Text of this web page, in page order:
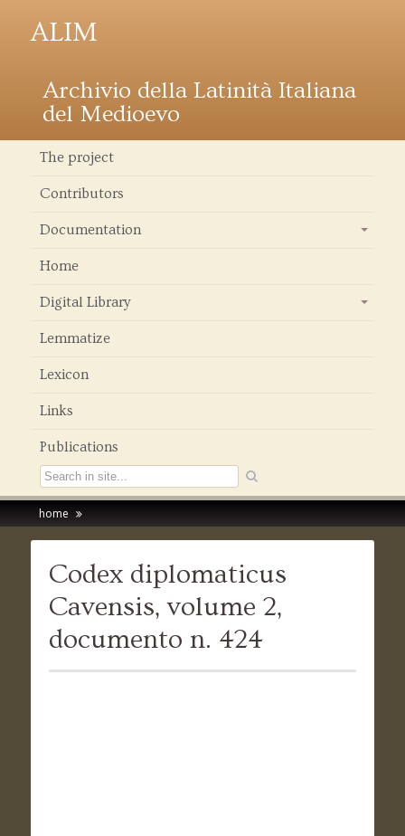
ALIM
Archivio della Latinità Italiana
del Medioevo
The project
Contributors
Documentation
Home
Digital Library
Lemmatize
Lexicon
Links
Publications
home
Codex diplomaticus
Cavensis, volume 2,
documento n. 424